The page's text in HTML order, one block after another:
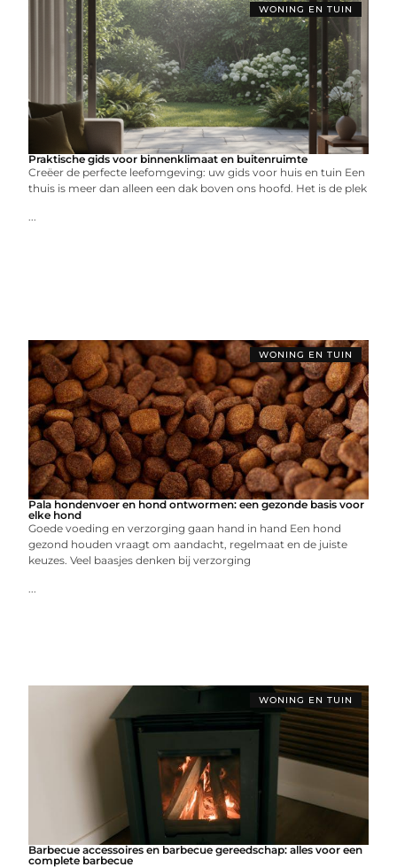
WONING EN TUIN
Praktische gids voor binnenklimaat en buitenruimte
Creëer de perfecte leefomgeving: uw gids voor huis en tuin Een
thuis is meer dan alleen een dak boven ons hoofd. Het is de plek
...
WONING EN TUIN
Pala hondenvoer en hond ontwormen: een gezonde basis voor
elke hond
Goede voeding en verzorging gaan hand in hand Een hond
gezond houden vraagt om aandacht, regelmaat en de juiste
keuzes. Veel baasjes denken bij verzorging
...
WONING EN TUIN
Barbecue accessoires en barbecue gereedschap: alles voor een
complete barbecue